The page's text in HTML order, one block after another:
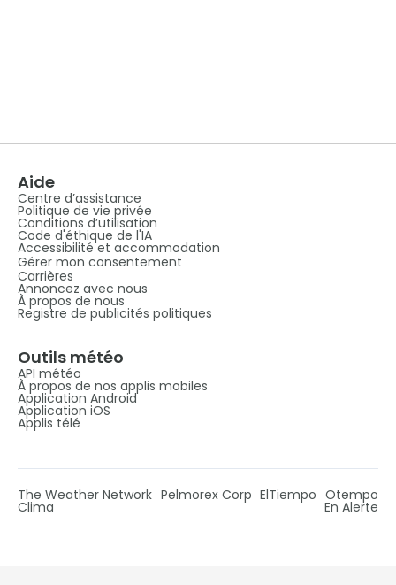
Aide
Centre d’assistance
Politique de vie privée
Conditions d’utilisation
Code d'éthique de l'IA
Accessibilité et accommodation
Gérer mon consentement
Carrières
Annoncez avec nous
À propos de nous
Registre de publicités politiques
Outils météo
API météo
À propos de nos applis mobiles
Application Android
Application iOS
Applis télé
The Weather Network Pelmorex Corp ElTiempo Otempo
Clima En Alerte